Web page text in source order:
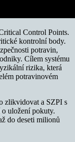
Control Points.
kontrolní body.
potravin,
Cílem systému
rizika, která
potravinovém
zlikvidovat a SZPI s
uložení pokuty.
do deseti milionů